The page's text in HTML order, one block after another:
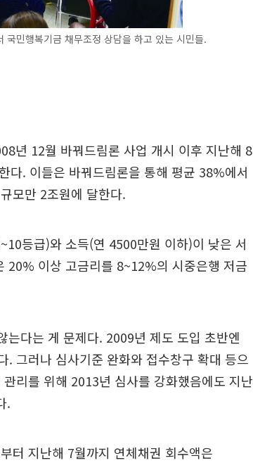
민행복기금 채무조정 상담을 하고 있는 시민들.
년 12월 바꿔드림론 사업 개시 이후 지난해 8
다. 이들은 바꿔드림론을 통해 평균 38%에서
모만 2조원에 달한다.
등급)와 소득(연 4500만원 이하)이 낮은 서
20% 이상 고금리를 8~12%의 시중은행 저금
는다는 게 문제다. 2009년 제도 도입 초반엔
그러나 심사기준 완화와 접수창구 확대 등으
리를 위해 2013년 심사를 강화했음에도 지난
.
터 지난해 7월까지 연체채권 회수액은